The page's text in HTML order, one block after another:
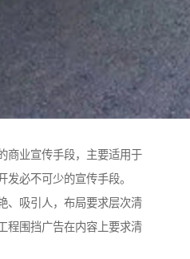
商业宣传手段，主要适用于
必不可少的宣传手段。
、吸引人，布局要求层次清
程围挡广告在内容上要求清